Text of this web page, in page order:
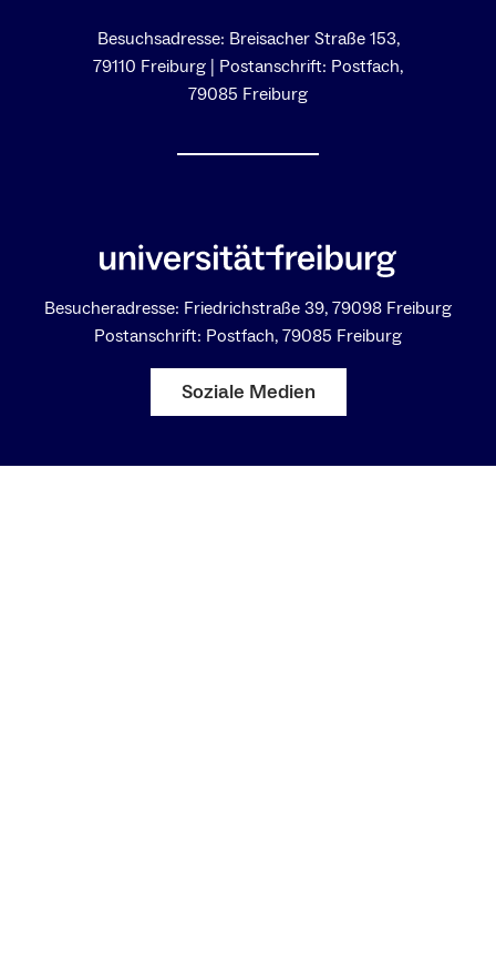
Besuchsadresse: Breisacher Straße 153,
79110 Freiburg | Postanschrift: Postfach,
79085 Freiburg
Besucheradresse: Friedrichstraße 39, 79098 Freiburg
Postanschrift: Postfach, 79085 Freiburg
Soziale Medien